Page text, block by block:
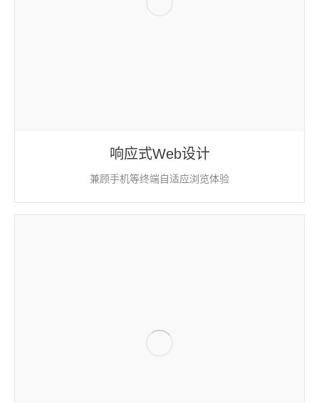
响应式Web设计
兼顾手机等终端自适应浏览体验